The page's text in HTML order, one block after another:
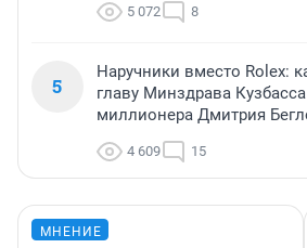
5 072 8
5
Наручники вместо Rolex:
главу Минздрава
миллионера Дмитрия
4 609 15
МНЕНИЕ